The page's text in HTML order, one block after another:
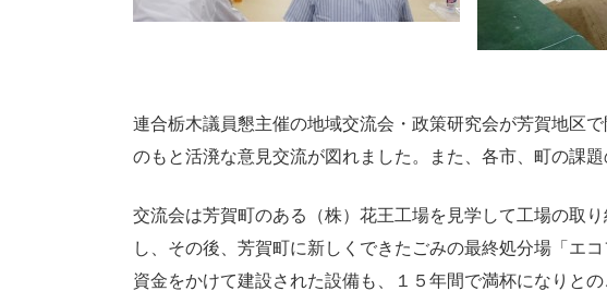
連合栃木議員懇主催の地域交流会・政策研究会が芳賀地区
のもと活溌な意見交流が図れました。また、各市、町の課
交流会は芳賀町のある（株）花王工場を見学して工場の取
し、その後、芳賀町に新しくできたごみの最終処分場「エ
資金をかけて建設された設備も、１５年間で満杯になりと